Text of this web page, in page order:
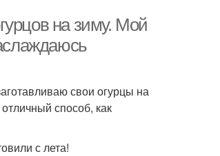
на зиму. Мой
свои огурцы на
способ, как
с лета!